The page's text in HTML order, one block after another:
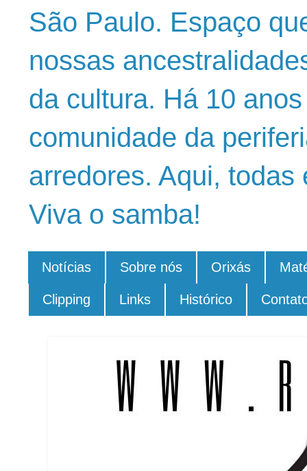
São Paulo. Espaço
nossas
da cultura. Há 10
comunidade da
arredores. Aqui,
Viva o samba!
Notícias Sobre nós Orixás
Clipping Links Histórico